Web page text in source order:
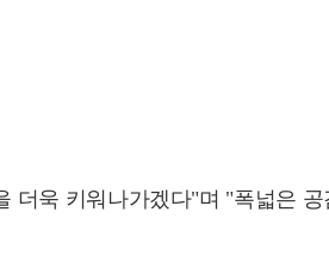
더욱 키워나가겠다"며 "폭넓은